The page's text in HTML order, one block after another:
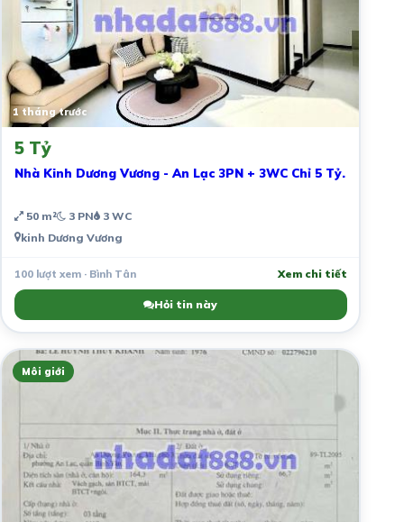
1 tháng trước
5 Tỷ
Nhà Kinh Dương Vương - An Lạc 3PN + 3WC Chỉ 5 Tỷ.
50 m² 3 PN 3 WC
kinh Dương Vương
100 lượt xem · Bình Tân Xem chi tiết
Hỏi tin này
Môi giới